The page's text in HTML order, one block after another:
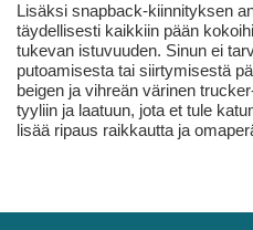
Lisäksi snapback-kiinnityksen
täydellisesti kaikkiin pään
tukevan istuvuuden. Sinun ei
putoamisesta tai siirtymisestä
beigen ja vihreän värinen
tyyliin ja laatuun, jota et tule
lisää ripaus raikkautta ja